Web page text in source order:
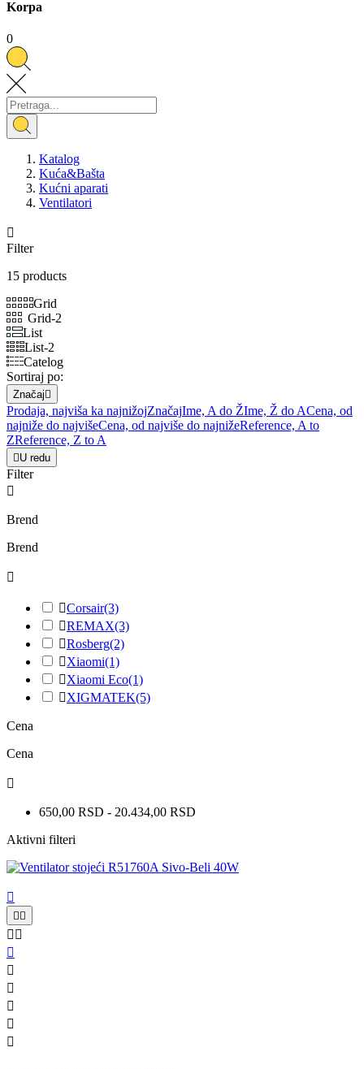
Korpa
0
Katalog
Kuća&Bašta
Kućni aparati
Ventilatori

Filter
15 products
Grid
Grid-2
List
List-2
Catelog
Sortiraj po:
Značaj 
Prodaja, najviša ka najnižojZnačajIme, A do ŽIme, Ž do ACena, od
najniže do najvišeCena, od najviše do najnižeReference, A to
ZReference, Z to A
 U redu
Filter

Brend
Brend

Corsair(3)
REMAX(3)
Rosberg(2)
Xiaomi(1)
Xiaomi Eco(1)
XIGMATEK(5)
Cena
Cena

650,00 RSD - 20.434,00 RSD
Aktivni filteri

 
 





